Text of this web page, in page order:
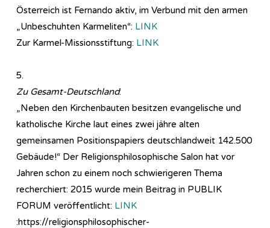
Österreich ist Fernando aktiv, im Verbund mit den armen
„Unbeschuhten Karmeliten“: LINK
Zur Karmel-Missionsstiftung: LINK
5.
Zu Gesamt-Deutschland:
„Neben den Kirchenbauten besitzen evangelische und
katholische Kirche laut eines zwei jähre alten
gemeinsamen Positionspapiers deutschlandweit 142.500
Gebäude!“ Der Religionsphilosophische Salon hat vor
Jahren schon zu einem noch schwierigeren Thema
recherchiert: 2015 wurde mein Beitrag in PUBLIK
FORUM veröffentlicht: LINK
:https://religionsphilosophischer-